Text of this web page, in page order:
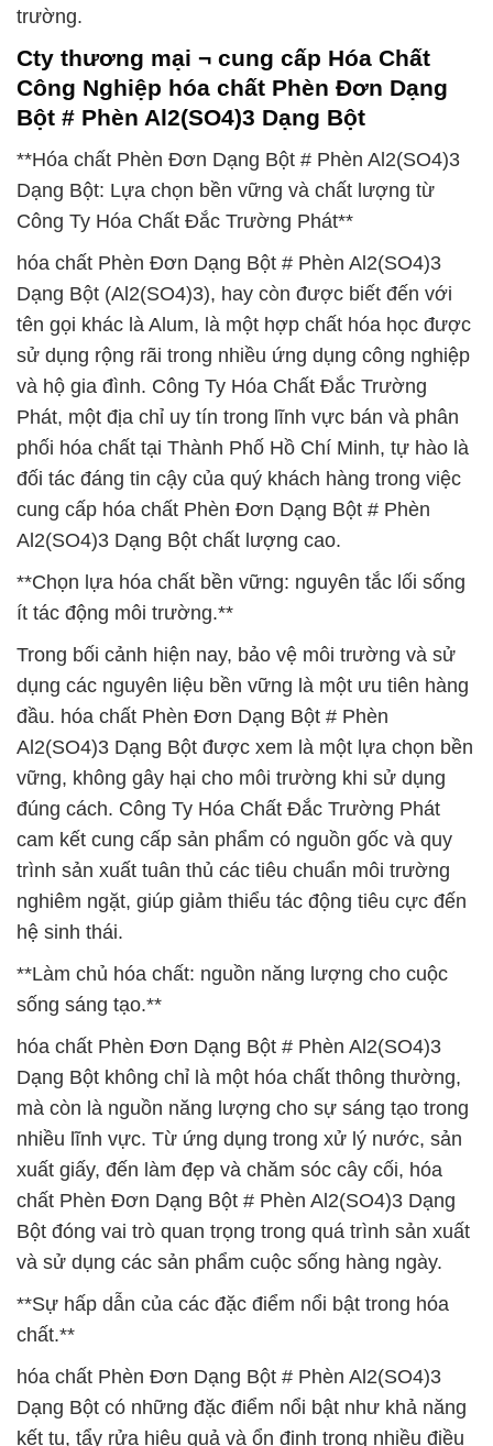
trường.
Cty thương mại ¬ cung cấp Hóa Chất
Công Nghiệp hóa chất Phèn Đơn Dạng
Bột # Phèn Al2(SO4)3 Dạng Bột
**Hóa chất Phèn Đơn Dạng Bột # Phèn Al2(SO4)3
Dạng Bột: Lựa chọn bền vững và chất lượng từ
Công Ty Hóa Chất Đắc Trường Phát**
hóa chất Phèn Đơn Dạng Bột # Phèn Al2(SO4)3
Dạng Bột (Al2(SO4)3), hay còn được biết đến với
tên gọi khác là Alum, là một hợp chất hóa học được
sử dụng rộng rãi trong nhiều ứng dụng công nghiệp
và hộ gia đình. Công Ty Hóa Chất Đắc Trường
Phát, một địa chỉ uy tín trong lĩnh vực bán và phân
phối hóa chất tại Thành Phố Hồ Chí Minh, tự hào là
đối tác đáng tin cậy của quý khách hàng trong việc
cung cấp hóa chất Phèn Đơn Dạng Bột # Phèn
Al2(SO4)3 Dạng Bột chất lượng cao.
**Chọn lựa hóa chất bền vững: nguyên tắc lối sống
ít tác động môi trường.**
Trong bối cảnh hiện nay, bảo vệ môi trường và sử
dụng các nguyên liệu bền vững là một ưu tiên hàng
đầu. hóa chất Phèn Đơn Dạng Bột # Phèn
Al2(SO4)3 Dạng Bột được xem là một lựa chọn bền
vững, không gây hại cho môi trường khi sử dụng
đúng cách. Công Ty Hóa Chất Đắc Trường Phát
cam kết cung cấp sản phẩm có nguồn gốc và quy
trình sản xuất tuân thủ các tiêu chuẩn môi trường
nghiêm ngặt, giúp giảm thiểu tác động tiêu cực đến
hệ sinh thái.
**Làm chủ hóa chất: nguồn năng lượng cho cuộc
sống sáng tạo.**
hóa chất Phèn Đơn Dạng Bột # Phèn Al2(SO4)3
Dạng Bột không chỉ là một hóa chất thông thường,
mà còn là nguồn năng lượng cho sự sáng tạo trong
nhiều lĩnh vực. Từ ứng dụng trong xử lý nước, sản
xuất giấy, đến làm đẹp và chăm sóc cây cối, hóa
chất Phèn Đơn Dạng Bột # Phèn Al2(SO4)3 Dạng
Bột đóng vai trò quan trọng trong quá trình sản xuất
và sử dụng các sản phẩm cuộc sống hàng ngày.
**Sự hấp dẫn của các đặc điểm nổi bật trong hóa
chất.**
hóa chất Phèn Đơn Dạng Bột # Phèn Al2(SO4)3
Dạng Bột có những đặc điểm nổi bật như khả năng
kết tụ, tẩy rửa hiệu quả và ổn định trong nhiều điều